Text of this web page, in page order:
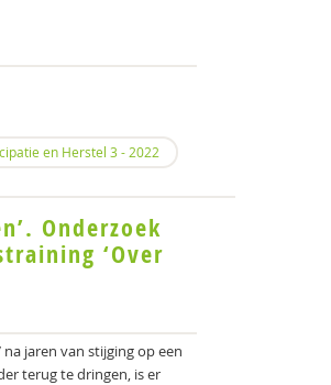
en Herstel 3 - 2022
Onderzoek
‘Over
jaren van stijging op een
terug te dringen, is er